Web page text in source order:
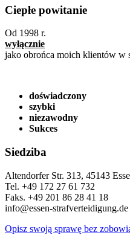
Ciepłe powitanie
Od 1998 r.
wyłącznie
jako obrońca moich klientów w
doświadczony
szybki
niezawodny
Sukces
Siedziba
Altendorfer Str. 313, 45143
Tel. +49 172 27 61 732
Faks. +49 201 86 28 41 18
info@essen-strafverteidigung.de
Opisz swoją sprawę bez